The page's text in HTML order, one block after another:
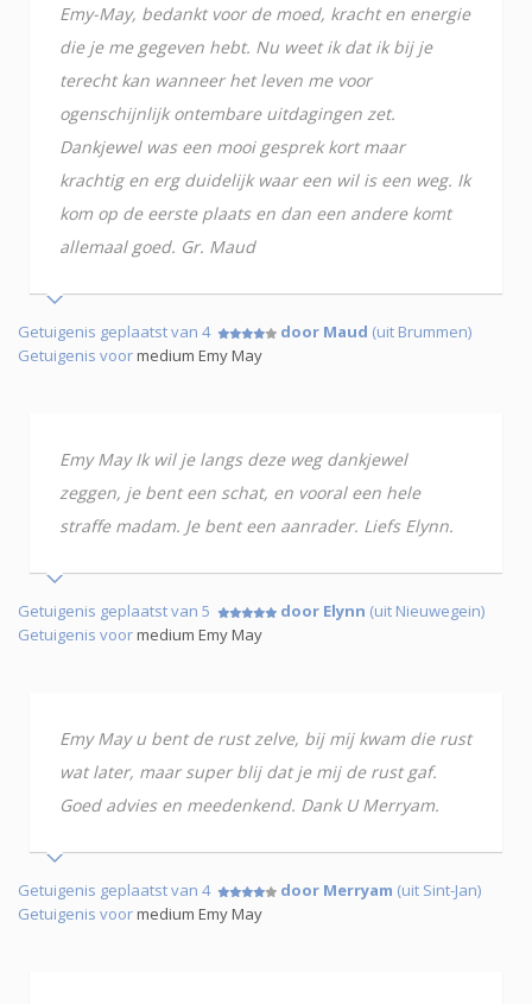
Emy-May, bedankt voor de moed, kracht en energie
die je me gegeven hebt. Nu weet ik dat ik bij je
terecht kan wanneer het leven me voor
ogenschijnlijk ontembare uitdagingen zet.
Dankjewel was een mooi gesprek kort maar
krachtig en erg duidelijk waar een wil is een weg. Ik
kom op de eerste plaats en dan een andere komt
allemaal goed. Gr. Maud
Getuigenis geplaatst van 4 door Maud (uit Brummen)
Getuigenis voormedium Emy May
Emy May Ik wil je langs deze weg dankjewel
zeggen, je bent een schat, en vooral een hele
straffe madam. Je bent een aanrader. Liefs Elynn.
Getuigenis geplaatst van 5 door Elynn (uit Nieuwegein)
Getuigenis voormedium Emy May
Emy May u bent de rust zelve, bij mij kwam die rust
wat later, maar super blij dat je mij de rust gaf.
Goed advies en meedenkend. Dank U Merryam.
Getuigenis geplaatst van 4 door Merryam (uit Sint-Jan)
Getuigenis voormedium Emy May